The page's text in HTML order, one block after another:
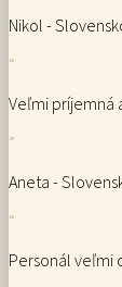
Nikol -
“
Veľmi príjemná
”
Aneta -
“
Personál veľmi